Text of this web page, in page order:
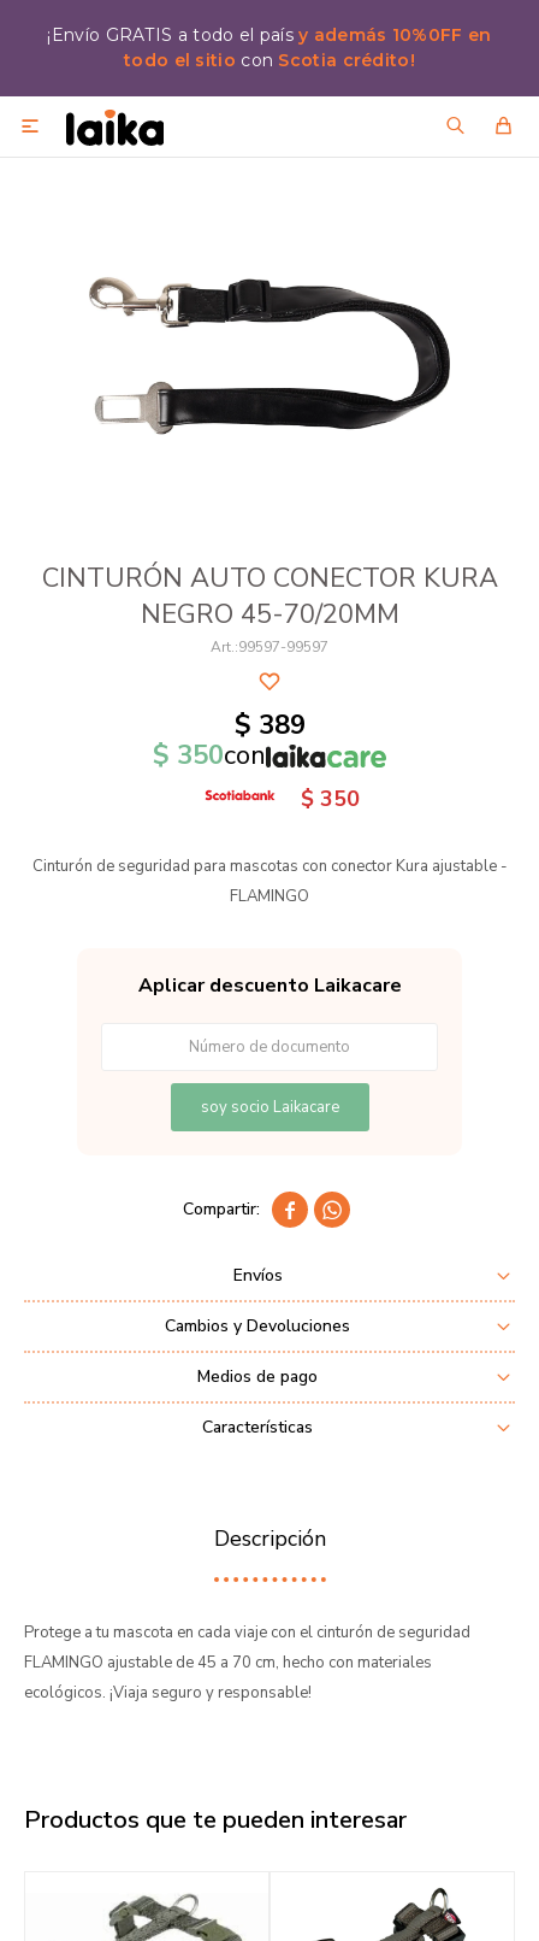
¡Envío GRATIS a todo el paísy además 10%0FF en
todo el sitio con Scotia crédito!

CINTURÓN AUTO CONECTOR KURA
NEGRO 45-70/20MM
99597-99597
$ 389
$ 350con
$ 350
Cinturón de seguridad para mascotas con conector Kura ajustable -
FLAMINGO
Aplicar descuento Laikacare
soy socio Laikacare
 
Envíos
Cambios y Devoluciones
Medios de pago
Características
Descripción
Protege a tu mascota en cada viaje con el cinturón de seguridad
FLAMINGO ajustable de 45 a 70 cm, hecho con materiales
ecológicos. ¡Viaja seguro y responsable!
Productos que te pueden interesar